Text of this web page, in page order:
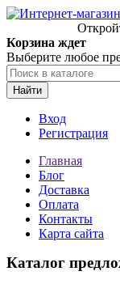
Корзина ждет
Выберите любое
Найти
Вход
Регистрация
Главная
Блог
Доставка
Оплата
Контакты
Карта сайта
Каталог